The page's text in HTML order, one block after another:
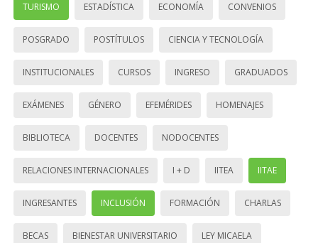
TURISMO ESTADÍSTICA ECONOMÍA CONVENIOS
POSGRADO POSTÍTULOS CIENCIA Y TECNOLOGÍA
INSTITUCIONALES CURSOS INGRESO GRADUADOS
EXÁMENES GÉNERO EFEMÉRIDES HOMENAJES
BIBLIOTECA DOCENTES NODOCENTES
RELACIONES INTERNACIONALES I + D IITEA IITAE
INGRESANTES INCLUSIÓN FORMACIÓN CHARLAS
BECAS BIENESTAR UNIVERSITARIO LEY MICAELA